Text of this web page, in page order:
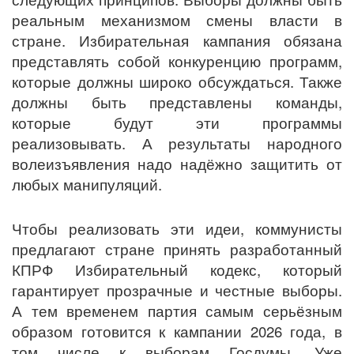
реальным механизмом смены власти в
стране. Избирательная кампания обязана
представлять собой конкуренцию программ,
которые должны широко обсуждаться. Также
должны быть представлены команды,
которые будут эти программы
реализовывать. А результаты народного
волеизъявления надо надёжно защитить от
любых манипуляций.
Чтобы реализовать эти идеи, коммунисты
предлагают стране принять разработанный
КПРФ Избирательный кодекс, который
гарантирует прозрачные и честные выборы.
А тем временем партия самым серьёзным
образом готовится к кампании 2026 года, в